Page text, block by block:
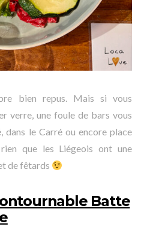
bien repus. Mais si vous
verre, une foule de bars vous
dans le Carré ou encore place
que les Liégeois ont une
de fêtards
Batte